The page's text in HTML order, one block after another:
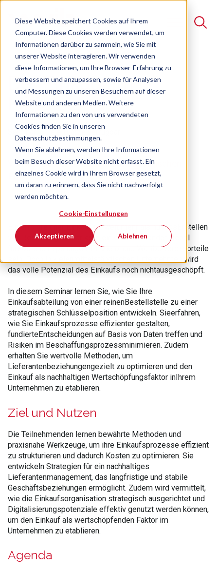
Diese Website speichert Cookies auf Ihrem
Computer. Diese Cookies werden verwendet, um
Informationen darüber zu sammeln, wie Sie mit
unserer Website interagieren. Wir verwenden
diese Informationen, um Ihre Browser-Erfahrung zu
verbessern und anzupassen, sowie für Analysen
und Messungen zu unseren Besuchern auf dieser
Website und anderen Medien. Weitere
Informationen zu den von uns verwendeten
Cookies finden Sie in unseren
Datenschutzbestimmungen.
Wenn Sie ablehnen, werden Ihre Informationen
beim Besuch dieser Website nicht erfasst. Ein
einzelnes Cookie wird in Ihrem Browser gesetzt,
um daran zu erinnern, dass Sie nicht nachverfolgt
werden möchten.
Cookie-Einstellungen
Akzeptieren Ablehnen
Suche
Es gibt keine Vorschläge, da das Suchfeld leer ist.
Der Einkauf im
Mittelstand
Seminar Freie Plätze verfügbar
Von der Bestellabteilung zum strategischen
Erfolgsfaktor
Ein erfolgreicher Einkauf ist weit mehr als nur dasErstellen
von Bestellungen – er kann ein entscheidender Hebel
fürKosteneinsparungen, Effizienz und Wettbewerbsvorteile
sein. Doch in vielenmittelständischen Unternehmen wird
das volle Potenzial des Einkaufs noch nichtausgeschöpft.
In diesem Seminar lernen Sie, wie Sie Ihre
Einkaufsabteilung von einer reinenBestellstelle zu einer
strategischen Schlüsselposition entwickeln. Sieerfahren,
wie Sie Einkaufsprozesse effizienter gestalten,
fundierteEntscheidungen auf Basis von Daten treffen und
Risiken im Beschaffungsprozessminimieren. Zudem
erhalten Sie wertvolle Methoden, um
Lieferantenbeziehungengezielt zu optimieren und den
Einkauf als nachhaltigen Wertschöpfungsfaktor inIhrem
Unternehmen zu etablieren.
Ziel und Nutzen
Die Teilnehmenden lernen bewährte Methoden und
praxisnahe Werkzeuge, um ihre Einkaufsprozesse effizient
zu strukturieren und dadurch Kosten zu optimieren. Sie
entwickeln Strategien für ein nachhaltiges
Lieferantenmanagement, das langfristige und stabile
Geschäftsbeziehungen ermöglicht. Zudem wird vermittelt,
wie die Einkaufsorganisation strategisch ausgerichtet und
Digitalisierungspotenziale effektiv genutzt werden können,
um den Einkauf als wertschöpfenden Faktor im
Unternehmen zu etablieren.
Agenda